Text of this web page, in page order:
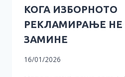
КОГА ИЗБОРНОТО
РЕКЛАМИРАЊЕ НЕ
ЗАМИНЕ
16/01/2026